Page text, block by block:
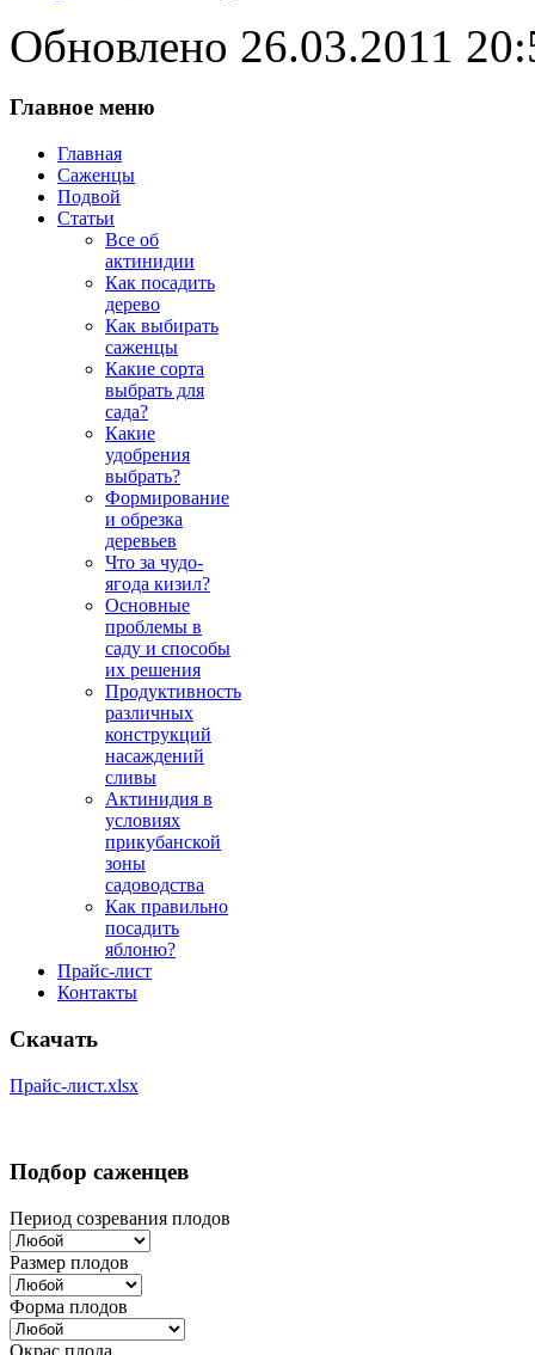
Обновлено 26.03.2011
Главное меню
Главная
Саженцы
Подвой
Статьи
Все об
актинидии
Как посадить
дерево
Как выбирать
саженцы
Какие сорта
выбрать для
сада?
Какие
удобрения
выбрать?
Формирование
и обрезка
деревьев
Что за чудо-
ягода кизил?
Основные
проблемы в
саду и способы
их решения
Продуктивность
различных
конструкций
насаждений
сливы
Актинидия в
условиях
прикубанской
зоны
садоводства
Как правильно
посадить
яблоню?
Прайс-лист
Контакты
Скачать
Прайс-лист.xlsx
Подбор саженцев
Период созревания плодов
Размер плодов
Форма плодов
Окрас плода